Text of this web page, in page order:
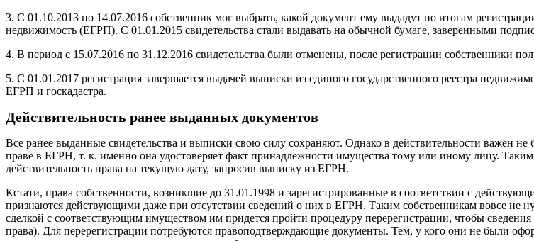
3. С 01.10.2013 по 14.07.2016 собственник мог выбрать, какой документ ему выдадут по итогам
недвижимость (ЕГРП). С 01.01.2015 свидетельства стали выдавать на обычной бумаге, заверенными
4. В период с 15.07.2016 по 31.12.2016 свидетельства были отменены, после регистрации собственники
5. С 01.01.2017 регистрация завершается выдачей выписки из единого государственного реестра
ЕГРП и госкадастра.
Действительность ранее выданных документов
Все ранее выданные свидетельства и выписки свою силу сохраняют. Однако в действительности важен
праве в ЕГРН, т. к. именно она удостоверяет факт принадлежности имущества тому или иному лицу.
действительность права на текущую дату, запросив выписку из ЕГРН.
Кстати, права собственности, возникшие до 31.01.1998 и зарегистрированные в соответствии с
признаются действующими даже при отсутствии сведений о них в ЕГРН. Таким собственникам вовсе не
сделкой с соответствующим имуществом им придется пройти процедуру перерегистрации, чтобы сведения
права). Для перерегистрации потребуются правоподтверждающие документы. Тем, у кого они не были